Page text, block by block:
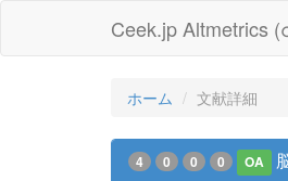
Ceek.jp Altmetrics
ホーム 文献詳細
4 0 0 0 OA